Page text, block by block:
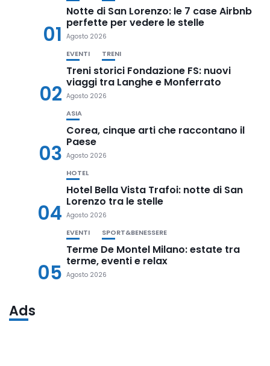
01
Notte di San Lorenzo: le 7 case Airbnb
perfette per vedere le stelle
Agosto 2026
02
EVENTI TRENI
Treni storici Fondazione FS: nuovi
viaggi tra Langhe e Monferrato
Agosto 2026
03
ASIA
Corea, cinque arti che raccontano il
Paese
Agosto 2026
04
HOTEL
Hotel Bella Vista Trafoi: notte di San
Lorenzo tra le stelle
Agosto 2026
05
EVENTI SPORT&BENESSERE
Terme De Montel Milano: estate tra
terme, eventi e relax
Agosto 2026
Ads